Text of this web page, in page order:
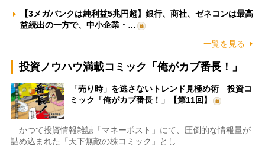
【3メガバンクは純利益5兆円超】銀行、商社、ゼネコンは最高
益続出の一方で、中小企業・…
一覧を見る
投資ノウハウ満載コミック「俺がカブ番長！」
「売り時」を逃さないトレンド見極め術 投資コ
ミック「俺がカブ番長！」【第11回】
かつて投資情報雑誌「マネーポスト」にて、圧倒的な情報量が
詰め込まれた「天下無敵の株コミック」とし…